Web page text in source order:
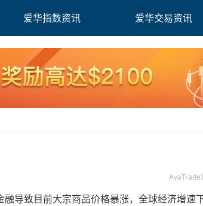
爱华指数资讯 爱华交易资讯
AvaTrade
导致目前大宗商品价格暴涨，全球经济增速